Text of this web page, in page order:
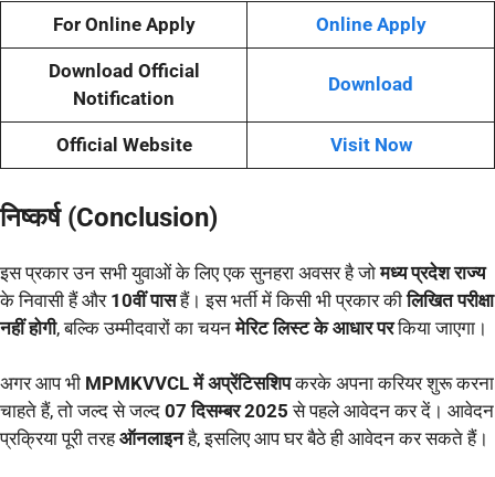
For Online Apply Online Apply
Download Official
Notification
Download
Official Website Visit Now
निष्कर्ष (Conclusion)
इस प्रकार उन सभी युवाओं के लिए एक सुनहरा अवसर है जोमध्य प्रदेश राज्य
के निवासी हैं और 10वीं पासहैं। इस भर्ती में किसी भी प्रकार कीलिखित परीक्षा
नहीं होगी, बल्कि उम्मीदवारों का चयनमेरिट लिस्ट के आधार परकिया जाएगा।
अगर आप भी MPMKVVCL में अप्रेंटिसशिपकरके अपना करियर शुरू करना
चाहते हैं, तो जल्द से जल्द 07 दिसम्बर 2025 से पहले आवेदन कर दें। आवेदन
प्रक्रिया पूरी तरहऑनलाइनहै, इसलिए आप घर बैठे ही आवेदन कर सकते हैं।